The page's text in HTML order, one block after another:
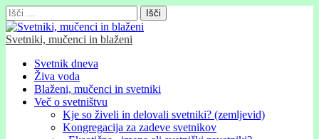
Išči:
Svetniki, mučenci in blaženi
Glavni
meni
Skip
content
Svetnik dneva
Živa voda
Blaženi, mučenci in svetniki
Več o svetništvu
Kje so živeli in delovali svetniki? (zemljevid)
Kongregacija za zadeve svetnikov